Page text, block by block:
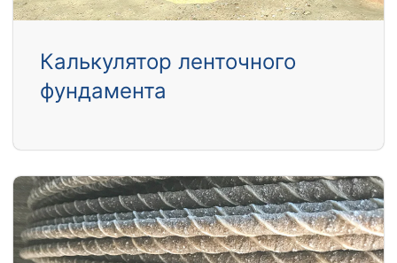
Калькулятор ленточного
фундамента